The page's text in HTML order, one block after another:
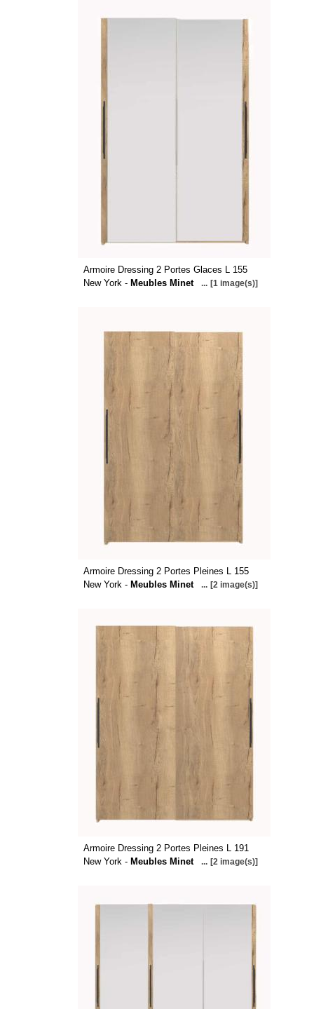
Armoire Dressing 2 Portes Glaces L 155
New York - Meubles Minet ... [1 image(s)]
Armoire Dressing 2 Portes Pleines L 155
New York - Meubles Minet ... [2 image(s)]
Armoire Dressing 2 Portes Pleines L 191
New York - Meubles Minet ... [2 image(s)]